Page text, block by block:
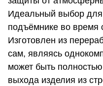
Идеальный выбор
подъёмнике во время
Изготовлен из
сам, являясь
может быть
выхода изделия из